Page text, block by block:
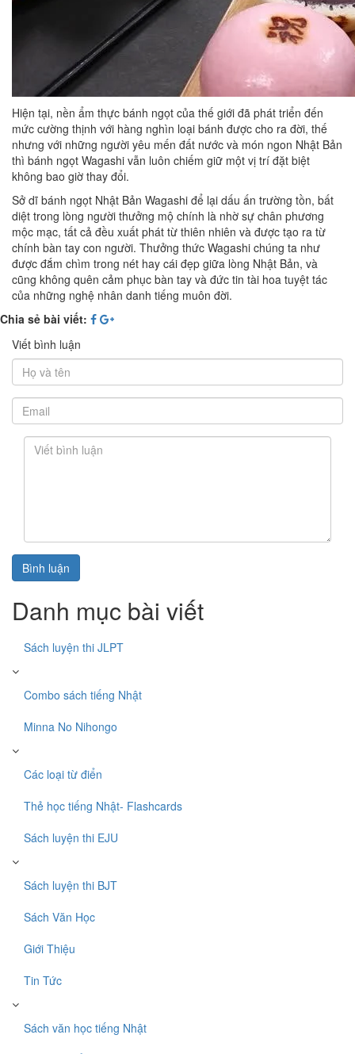
Hiện tại, nền ẩm thực bánh ngọt của thế giới đã phát triển đến
mức cường thịnh với hàng nghìn loại bánh được cho ra đời, thế
nhưng với những người yêu mến đất nước và món ngon Nhật Bản
thì bánh ngọt Wagashi vẫn luôn chiếm giữ một vị trí đặt biệt
không bao giờ thay đổi.
Sở dĩ bánh ngọt Nhật Bản Wagashi để lại dấu ấn trường tồn, bất
diệt trong lòng người thưởng mộ chính là nhờ sự chân phương
mộc mạc, tất cả đều xuất phát từ thiên nhiên và được tạo ra từ
chính bàn tay con người. Thưởng thức Wagashi chúng ta như
được đắm chìm trong nét hay cái đẹp giữa lòng Nhật Bản, và
cũng không quên cảm phục bàn tay và đức tin tài hoa tuyệt tác
của những nghệ nhân danh tiếng muôn đời.
Chia sẻ bài viết:
Viết bình luận
Bình luận
Danh mục bài viết
Sách luyện thi JLPT
Combo sách tiếng Nhật
Minna No Nihongo
Các loại từ điển
Thẻ học tiếng Nhật- Flashcards
Sách luyện thi EJU
Sách luyện thi BJT
Sách Văn Học
Giới Thiệu
Tin Tức
Sách văn học tiếng Nhật